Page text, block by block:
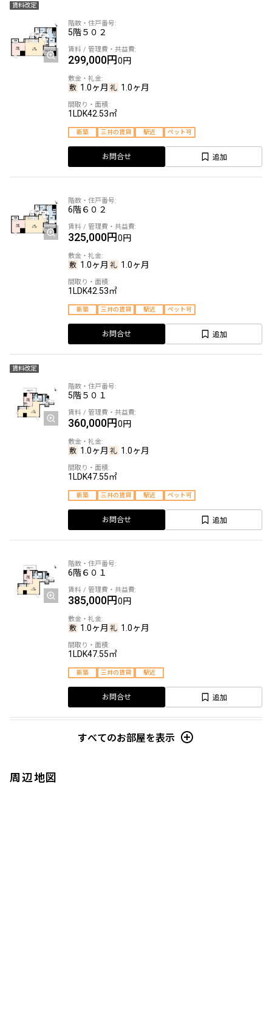
賃料改定
5階５０２
299,000円0円
1.0ヶ月 1.0ヶ月
1LDK42.53㎡
新築 三井の賃貸 駅近 ペット可
お問合せ 追加
6階６０２
325,000円0円
1.0ヶ月 1.0ヶ月
1LDK42.53㎡
新築 三井の賃貸 駅近 ペット可
お問合せ 追加
賃料改定
5階５０１
360,000円0円
1.0ヶ月 1.0ヶ月
1LDK47.55㎡
新築 三井の賃貸 駅近 ペット可
お問合せ 追加
6階６０１
385,000円0円
1.0ヶ月 1.0ヶ月
1LDK47.55㎡
新築 三井の賃貸 駅近
お問合せ 追加
すべてのお部屋を表示
周辺地図